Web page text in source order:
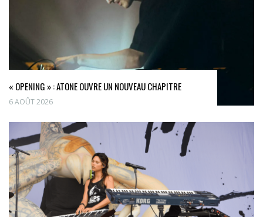
« OPENING » : ATONE OUVRE UN NOUVEAU CHAPITRE
6 AOÛT 2026